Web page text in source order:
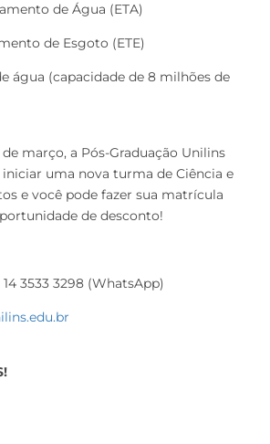
de Água (ETA)
de Esgoto (ETE)
água (capacidade de 8 milhões de
março, a Pós-Graduação Unilins
uma nova turma de Ciência e
e você pode fazer sua matrícula
de desconto!
3533 3298 (WhatsApp)